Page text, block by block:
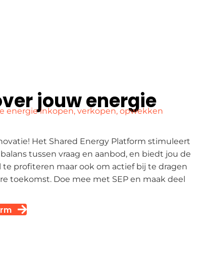
jouw energie
energie inkopen, verkopen, opwekken
Het Shared Energy Platform stimuleert
tussen vraag en aanbod, en biedt jou de
profiteren maar ook om actief bij te dragen
toekomst. Doe mee met SEP en maak deel